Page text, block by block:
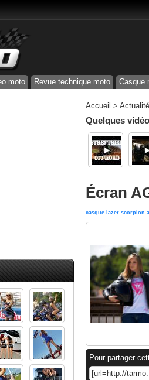
moto Revue technique moto Casque
Accueil >
Quelques
Écran
casque lazer scorpion
Pour partager